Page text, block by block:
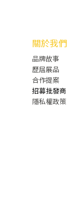
關於我們
品牌故事
歷屆展品
合作提案
招募批發商
隱私權政策